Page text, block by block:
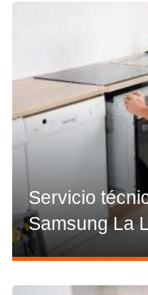
Servicio
Samsung La